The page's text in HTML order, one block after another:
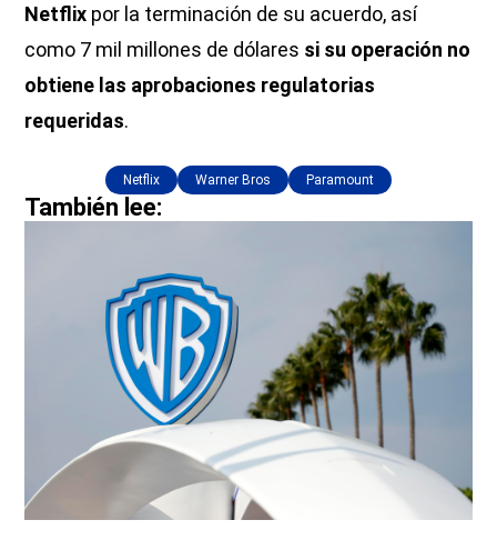
Netflix por la terminación de su acuerdo, así
como 7 mil millones de dólares si su operación no
obtiene las aprobaciones regulatorias
requeridas.
Netflix Warner Bros Paramount
También lee: